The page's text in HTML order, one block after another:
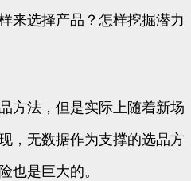
来选择产品？怎样挖掘潜力
方法，但是实际上随着新场
，无数据作为支撑的选品方
也是巨大的。